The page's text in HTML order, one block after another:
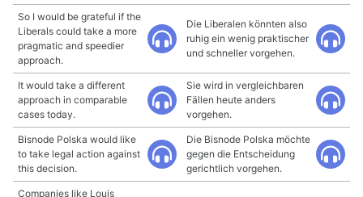
So I would be grateful if the
Liberals could take a more
pragmatic and speedier
approach.
Die Liberalen könnten also
ruhig ein wenig praktischer
und schneller vorgehen.
It would take a different
approach in comparable
cases today.
Sie wird in vergleichbaren
Fällen heute anders
vorgehen.
Bisnode Polska would like
to take legal action against
this decision.
Die Bisnode Polska möchte
gegen die Entscheidung
gerichtlich vorgehen.
Companies like Louis